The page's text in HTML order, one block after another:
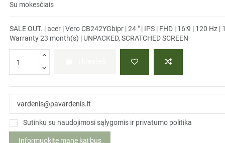
Su mokesčiais
SALE OUT. | acer | Vero CB242YGbipr | 24 " | IPS | FHD | 16:9 | 120
Warranty 23 month(s) | UNPACKED, SCRATCHED SCREEN
Sutinku su naudojimosi sąlygomis ir privatumo politika